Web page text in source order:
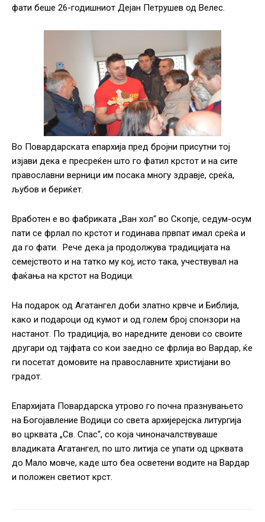
фати беше 26-годишниот Дејан Петрушев од Велес.
Во Повардарската епархија пред бројни присутни тој
изјави дека е пресреќен што го фатил крстот и на сите
православни верници им посака многу здравје, среќа,
љубов и бериќет.
Вработен е во фабриката „Ван хол“ во Скопје, седум-осум
пати се фрлал по крстот и годинава првпат имал среќа и
да го фати. Рече дека ја продолжува традицијата на
семејството и на татко му кој, исто така, учествувал на
фаќања на крстот на Водици.
На подарок од Агатангел доби златно крвче и Библија,
како и подароци од кумот и од голем број спонзори на
настанот. По традиција, во наредните денови со своите
другари од тајфата со кои заедно се фрлија во Вардар, ќе
ги посетат домовите на православните христијани во
градот.
Епархијата Повардарска утрово го почна празнувањето
на Богојавление Водици со света архијерејска литургија
во црквата „Св. Спас“, со која чиноначалствуваше
владиката Агатангел, по што литија се упати од црквата
до Мало мовче, каде што беа осветени водите на Вардар
и положен светиот крст.